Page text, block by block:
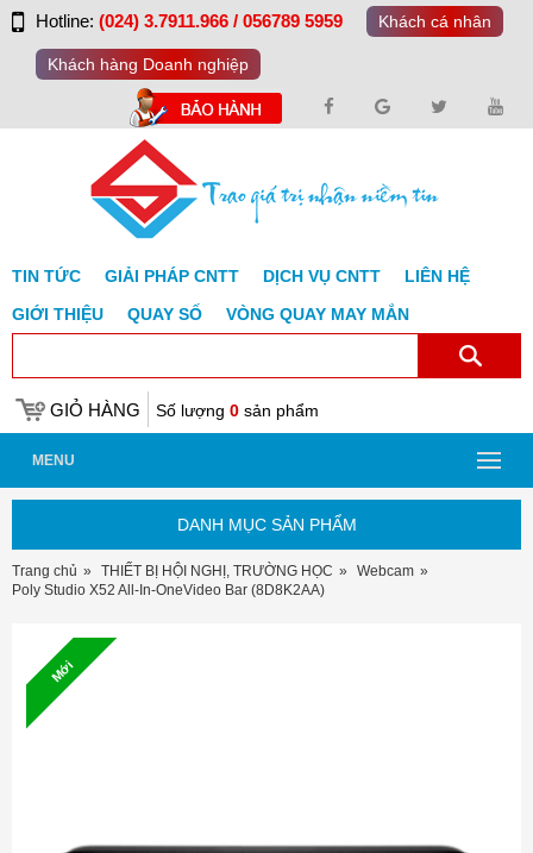
Hotline: (024) 3.7911.966 / 056789 5959 Khách cá nhân
Khách hàng Doanh nghiệp
TIN TỨC GIẢI PHÁP CNTT DỊCH VỤ CNTT
LIÊN HỆ
GIỚI THIỆU
QUAY SỐ VÒNG QUAY MAY MẮN
GIỎ HÀNG Số lượng 0 sản phẩm
MENU
DANH MỤC SẢN PHẨM
Trang chủ THIẾT BỊ HỘI NGHỊ, TRƯỜNG HỌC
Webcam
Poly Studio X52 All-In-OneVideo Bar (8D8K2AA)
Mới